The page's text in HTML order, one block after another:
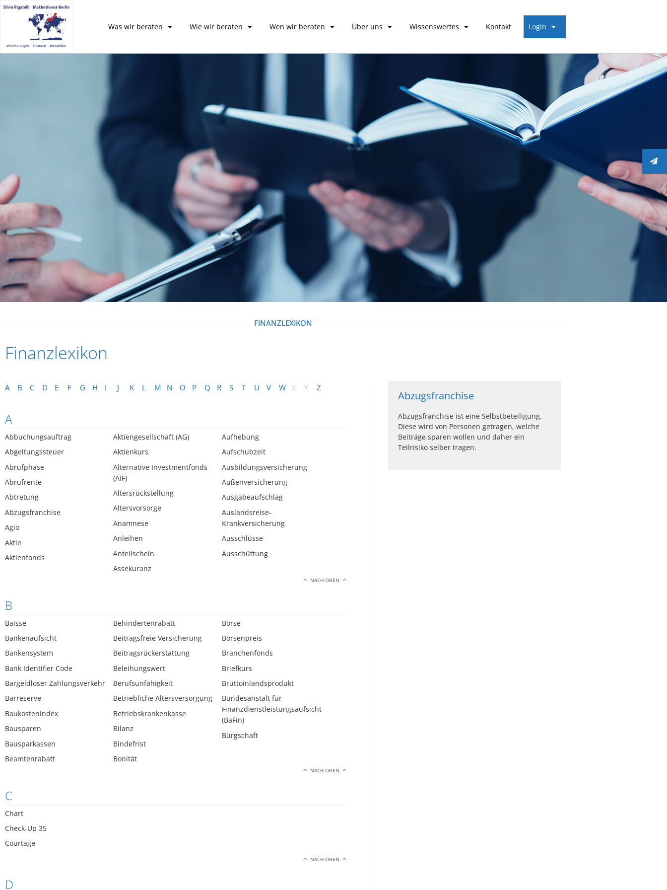
Was wir beraten Wie wir beraten Wen wir beraten Über uns Wissenswertes Kontakt Login
FINANZLEXIKON
Finanzlexikon
A B C D E F G H I J K L M N O P Q R S T U V W X Y Z
A
Abbuchungsauftrag
Abgeltungssteuer
Abrufphase
Abrufrente
Abtretung
Abzugsfranchise
Agio
Aktie
Aktienfonds
Aktiengesellschaft (AG)
Aktienkurs
Alternative Investmentfonds
(AIF)
Altersrückstellung
Altersvorsorge
Anamnese
Anleihen
Anteilschein
Assekuranz
Aufhebung
Aufschubzeit
Ausbildungsversicherung
Außenversicherung
Ausgabeaufschlag
Auslandsreise-
Krankversicherung
Ausschlüsse
Ausschüttung
NACH OBEN
B
Baisse
Bankenaufsicht
Bankensystem
Bank Identifier Code
Bargeldloser Zahlungsverkehr
Barreserve
Baukostenindex
Bausparen
Bausparkassen
Beamtenrabatt
Behindertenrabatt
Beitragsfreie Versicherung
Beitragsrückerstattung
Beleihungswert
Berufsunfähigkeit
Betriebliche Altersversorgung
Betriebskrankenkasse
Bilanz
Bindefrist
Bonität
Börse
Börsenpreis
Branchenfonds
Briefkurs
Bruttoinlandsprodukt
Bundesanstalt für
Finanzdienstleistungsaufsicht
(BaFin)
Bürgschaft
NACH OBEN
C
Chart
Check-Up 35
Courtage
NACH OBEN
D
Abzugsfranchise
Abzugsfranchise ist eine Selbstbeteiligung.
Diese wird von Personen getragen, welche
Beiträge sparen wollen und daher ein
Teilrisiko selber tragen.